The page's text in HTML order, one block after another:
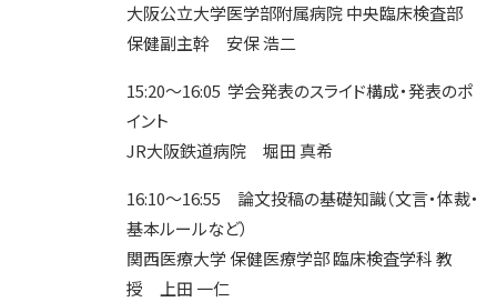
大阪公立大学医学部附属病院 中央臨床検査部
保健副主幹 安保 浩二
15:20～16:05 学会発表のスライド構成・発表のポ
イント
JR大阪鉄道病院 堀田 真希
16:10～16:55 論文投稿の基礎知識（文言・体裁・
基本ルールなど）
関西医療大学 保健医療学部 臨床検査学科 教
授 上田 一仁